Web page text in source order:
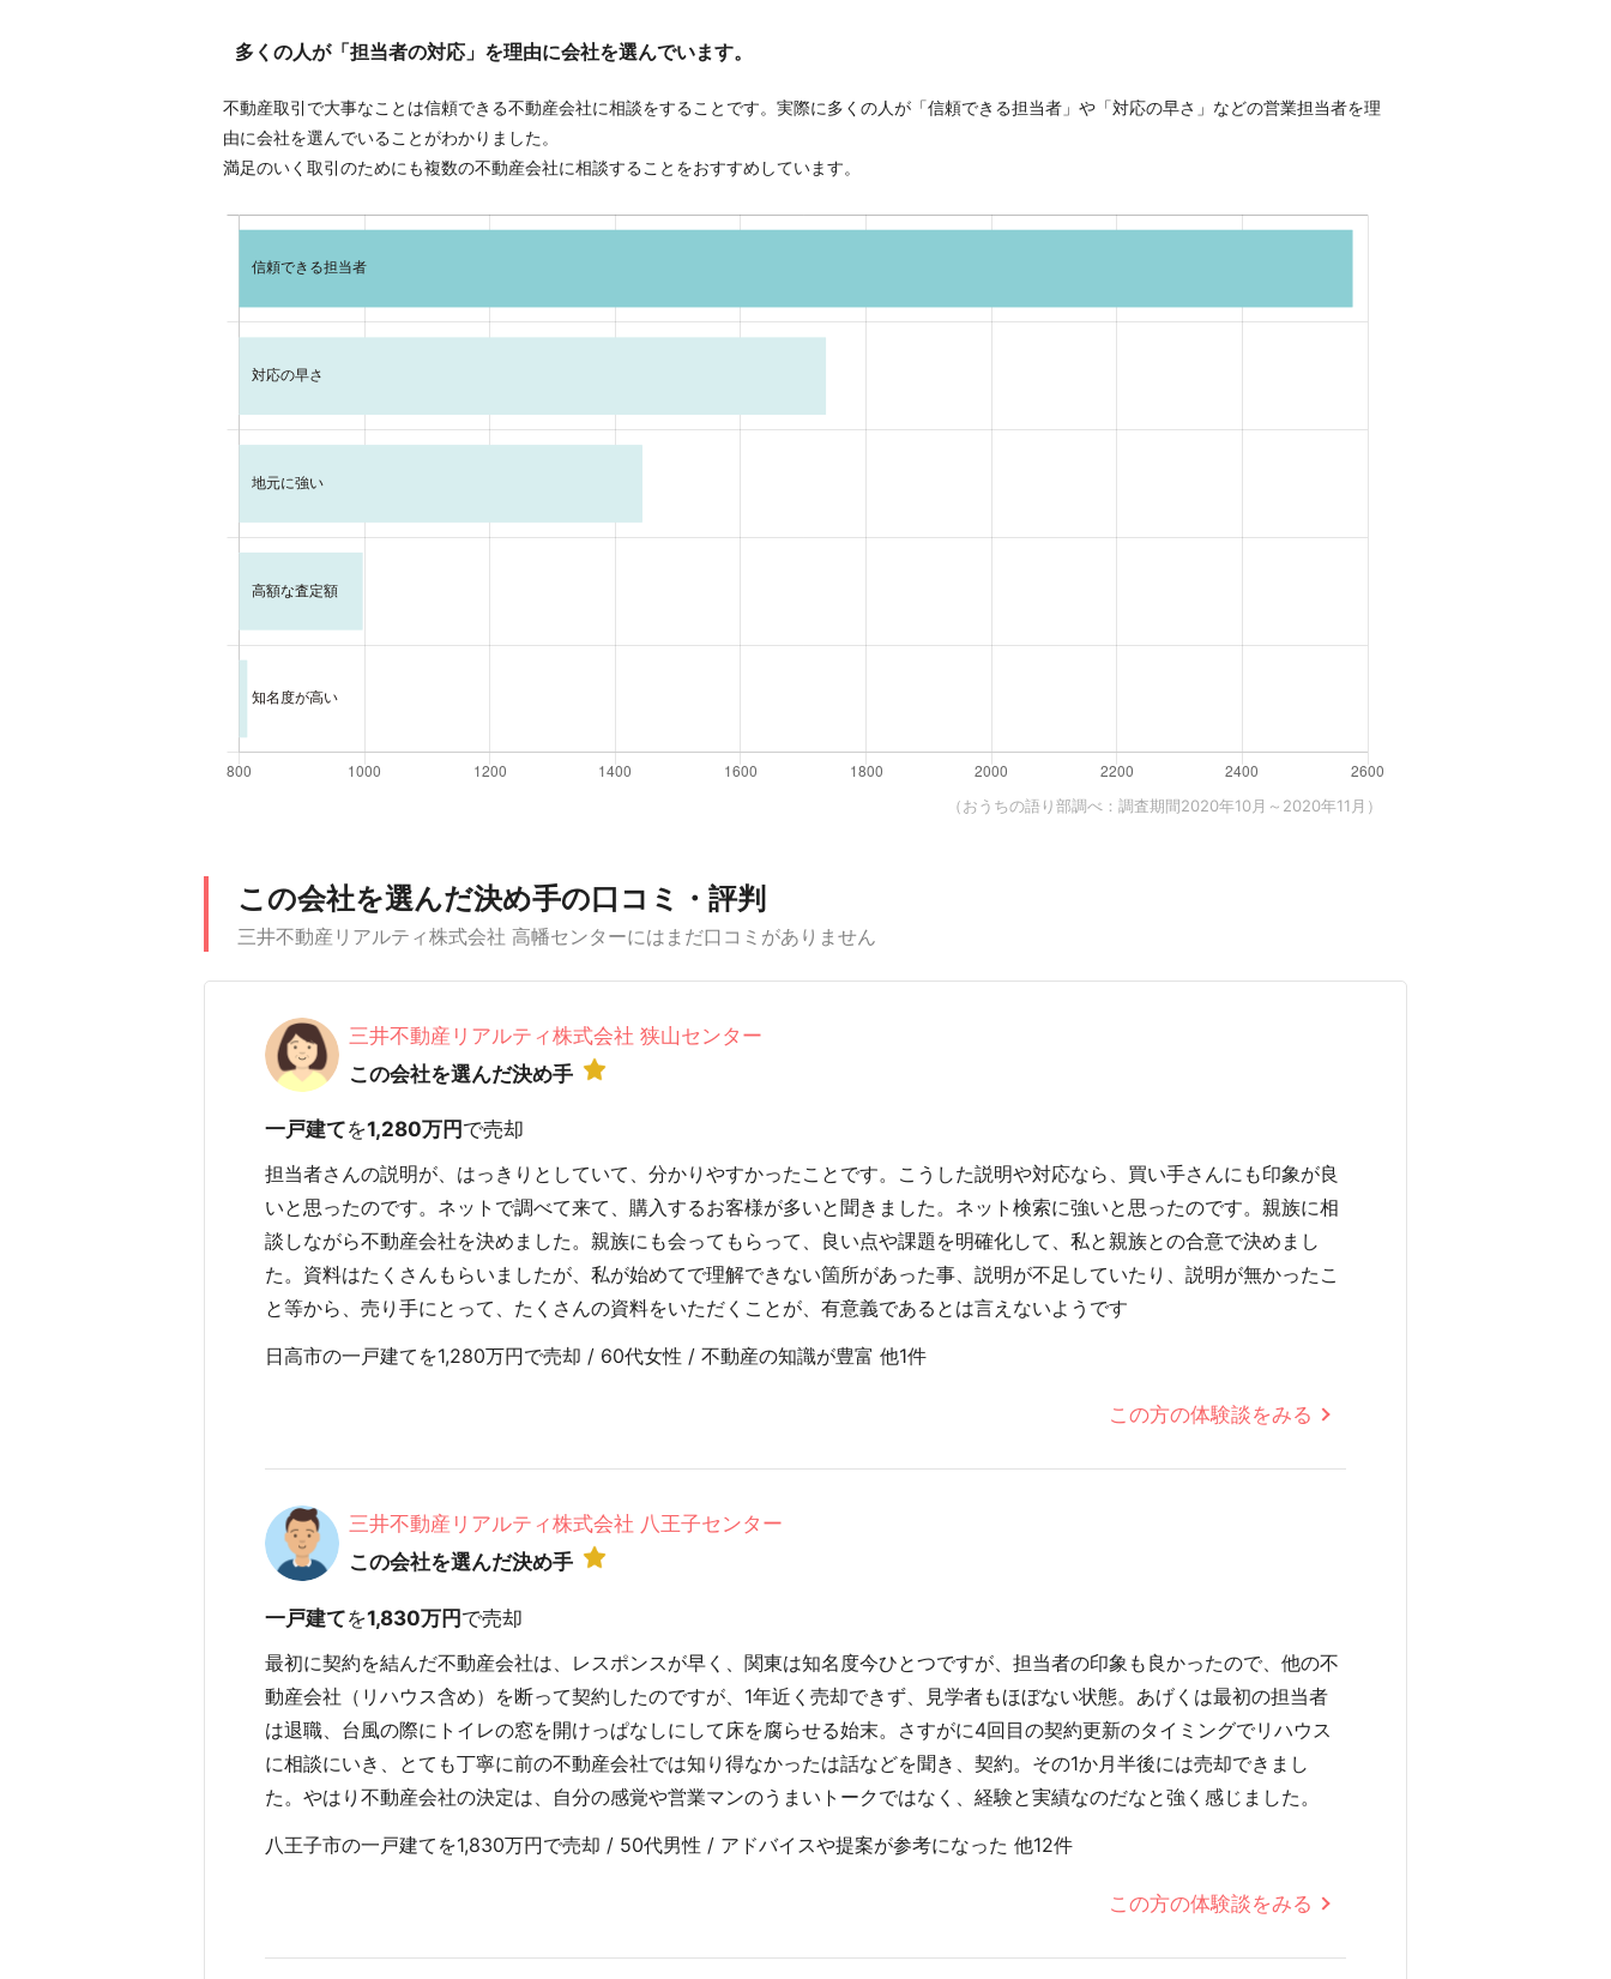
多くの人が「担当者の対応」を理由に会社を選んでいます。
不動産取引で大事なことは信頼できる不動産会社に相談をすることです。実際に多くの人が「信頼できる担当者」や「対応の早さ」などの営業担当者を理
由に会社を選んでいることがわかりました。
満足のいく取引のためにも複数の不動産会社に相談することをおすすめしています。
（おうちの語り部調べ：調査期間2020年10月～2020年11月）
この会社を選んだ決め手の口コミ・評判
三井不動産リアルティ株式会社 高幡センターにはまだ口コミがありません
三井不動産リアルティ株式会社 狭山センター
この会社を選んだ決め手
一戸建てを1,280万円 で売却
担当者さんの説明が、はっきりとしていて、分かりやすかったことです。こうした説明や対応なら、買い手さんにも印象が良
いと思ったのです。ネットで調べて来て、購入するお客様が多いと聞きました。ネット検索に強いと思ったのです。親族に相
談しながら不動産会社を決めました。親族にも会ってもらって、良い点や課題を明確化して、私と親族との合意で決めまし
た。資料はたくさんもらいましたが、私が始めてで理解できない箇所があった事、説明が不足していたり、説明が無かったこ
と等から、売り手にとって、たくさんの資料をいただくことが、有意義であるとは言えないようです
日高市の一戸建てを1,280万円で売却 / 60代女性 / 不動産の知識が豊富 他1件
この方の体験談をみる
三井不動産リアルティ株式会社 八王子センター
この会社を選んだ決め手
一戸建てを1,830万円で売却
最初に契約を結んだ不動産会社は、レスポンスが早く、関東は知名度今ひとつですが、担当者の印象も良かったので、他の不
動産会社（リハウス含め）を断って契約したのですが、1年近く売却できず、見学者もほぼない状態。あげくは最初の担当者
は退職、台風の際にトイレの窓を開けっぱなしにして床を腐らせる始末。さすがに4回目の契約更新のタイミングでリハウス
に相談にいき、とても丁寧に前の不動産会社では知り得なかったは話などを聞き、契約。その1か月半後には売却できまし
た。やはり不動産会社の決定は、自分の感覚や営業マンのうまいトークではなく、経験と実績なのだなと強く感じました。
八王子市の一戸建てを1,830万円で売却 / 50代男性 / アドバイスや提案が参考になった 他12件
この方の体験談をみる